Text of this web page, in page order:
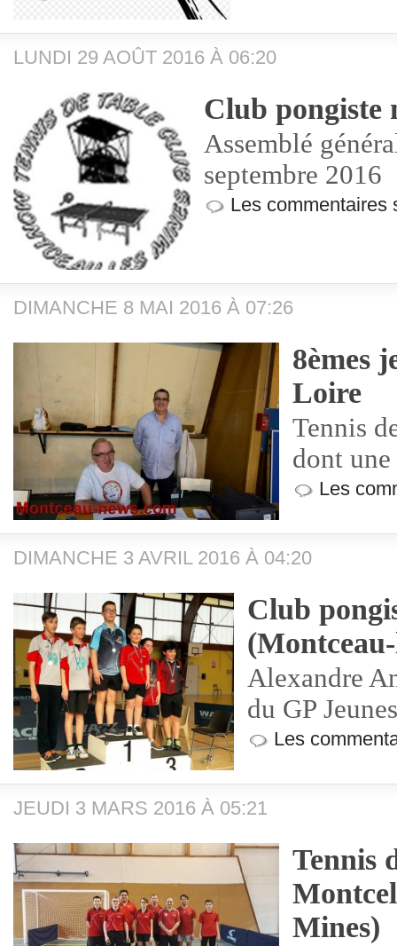
LUNDI 29 AOÛT 2016 À 06:20
Club pongiste
Assemblé
septembre 2016
Les commentaires
DIMANCHE 8 MAI 2016 À 07:26
8èmes
Loire
Tennis
dont
Les
DIMANCHE 3 AVRIL 2016 À 04:20
Club
Alexandre
du GP Jeunes
Les
JEUDI 3 MARS 2016 À 05:21
Tennis
Mines)